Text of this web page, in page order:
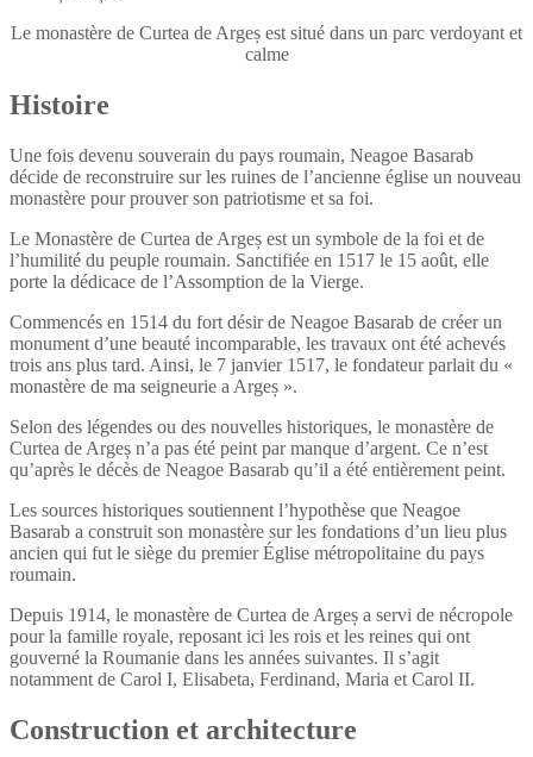
Le monastère de Curtea de Argeș est situé dans un parc verdoyant et
calme
Histoire
Une fois devenu souverain du pays roumain, Neagoe Basarab
décide de reconstruire sur les ruines de l’ancienne église un nouveau
monastère pour prouver son patriotisme et sa foi.
Le Monastère de Curtea de Argeș est un symbole de la foi et de
l’humilité du peuple roumain. Sanctifiée en 1517 le 15 août, elle
porte la dédicace de l’Assomption de la Vierge.
Commencés en 1514 du fort désir de Neagoe Basarab de créer un
monument d’une beauté incomparable, les travaux ont été achevés
trois ans plus tard. Ainsi, le 7 janvier 1517, le fondateur parlait du «
monastère de ma seigneurie a Argeș ».
Selon des légendes ou des nouvelles historiques, le monastère de
Curtea de Argeș n’a pas été peint par manque d’argent. Ce n’est
qu’après le décès de Neagoe Basarab qu’il a été entièrement peint.
Les sources historiques soutiennent l’hypothèse que Neagoe
Basarab a construit son monastère sur les fondations d’un lieu plus
ancien qui fut le siège du premier Église métropolitaine du pays
roumain.
Depuis 1914, le monastère de Curtea de Argeș a servi de nécropole
pour la famille royale, reposant ici les rois et les reines qui ont
gouverné la Roumanie dans les années suivantes. Il s’agit
notamment de Carol I, Elisabeta, Ferdinand, Maria et Carol II.
Construction et architecture